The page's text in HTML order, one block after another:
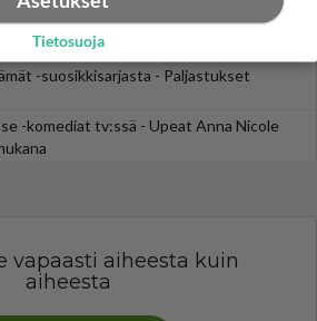
ja Noora Louhimo vihdoinkin yhdessä -
-suosikkisarjasta - Paljastukset
-komediat tv:ssä - Upeat Anna Nicole
vapaasti aiheesta kuin
aiheesta
Tietosuoja